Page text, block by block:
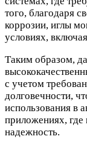
того, благодаря
коррозии, иглы
условиях,
Таким образом,
с учетом
долговечности,
использования в
приложениях, где
надежность.